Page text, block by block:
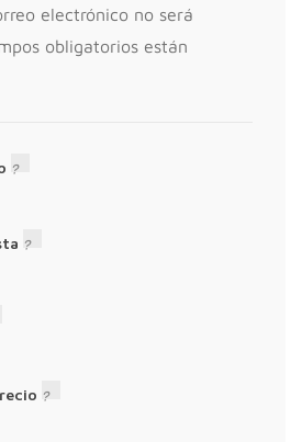
electrónico no será
obligatorios están